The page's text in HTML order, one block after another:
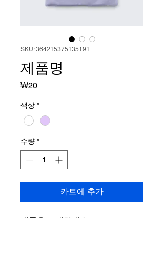
SKU: 364215375135191
제품명
₩20가
색상 *
수량 *
카트에 추가
제품을 소개하세요.